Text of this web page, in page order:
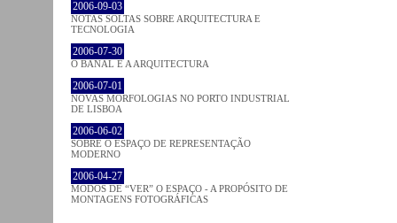
2006-09-03
NOTAS SOLTAS SOBRE ARQUITECTURA E
TECNOLOGIA
2006-07-30
O BANAL E A ARQUITECTURA
2006-07-01
NOVAS MORFOLOGIAS NO PORTO INDUSTRIAL
DE LISBOA
2006-06-02
SOBRE O ESPAÇO DE REPRESENTAÇÃO
MODERNO
2006-04-27
MODOS DE “VER” O ESPAÇO - A PROPÓSITO DE
MONTAGENS FOTOGRÁFICAS